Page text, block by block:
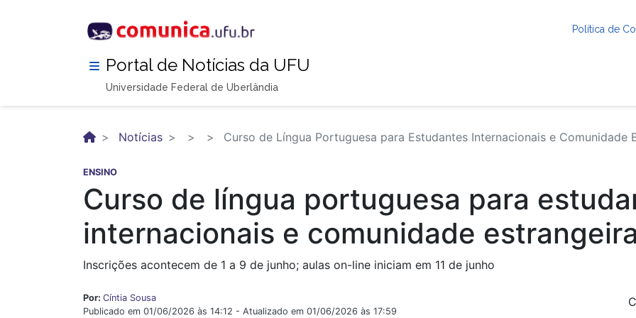
Política de
Portal de Notícias da UFU
Universidade Federal de Uberlândia
Notícias Curso de Língua Portuguesa para Estudantes Internacionais e Comunidade
ENSINO
Curso de língua portuguesa para
internacionais e comunidade estrangeira
Inscrições acontecem de 1 a 9 de junho; aulas on-line iniciam em 11 de junho
Por: Cíntia Sousa
Publicado em 01/06/2026 às 14:12 - Atualizado em 01/06/2026 às 17:59